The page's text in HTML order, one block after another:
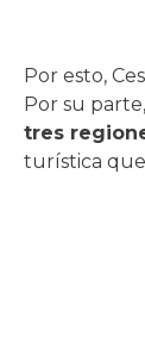
Por esto,
Por su
tres
turística